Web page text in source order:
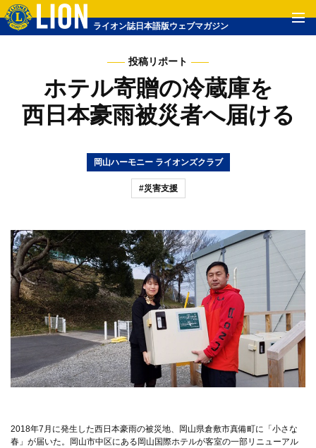
ライオン誌日本語版ウェブマガジン
投稿リポート
ホテル寄贈の冷蔵庫を
西日本豪雨被災者へ届ける
岡山ハーモニー ライオンズクラブ
#災害支援
2018年7月に発生した西日本豪雨の被災地、岡山県倉敷市真備町に「小さな
春」が届いた。岡山市中区にある岡山国際ホテルが客室の一部リニューアル